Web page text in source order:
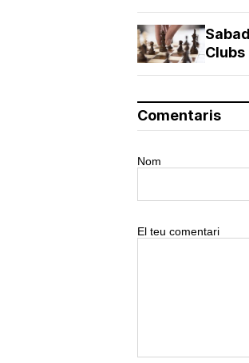
Comentaris
Nom
El teu comentari